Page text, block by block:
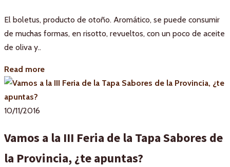
El boletus, producto de otoño. Aromático, se puede consumir
de muchas formas, en risotto, revueltos, con un poco de aceite
de oliva y..
Read more
10/11/2016
Vamos a la III Feria de la Tapa Sabores de
la Provincia, ¿te apuntas?